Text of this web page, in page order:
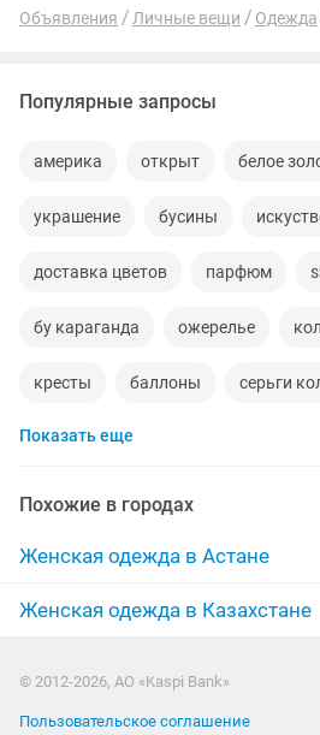
Объявления Личные вещи Одежда
Популярные запросы
америка открыт белое
украшение бусины
доставка цветов парфюм
бу караганда ожерелье
кресты баллоны серьги
обереги
Показать еще
Похожие в городах
Женская одежда в Астане
Женская одежда в Казахстане
© 2012-2026, АО «Kaspi Bank»
Пользовательское соглашение